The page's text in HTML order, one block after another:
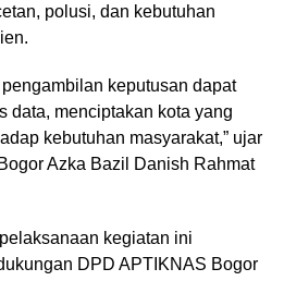
polusi, dan kebutuhan
keputusan dapat
data, menciptakan kota yang
kebutuhan masyarakat,” ujar
Azka Bazil Danish Rahmat
kegiatan ini
DPD APTIKNAS Bogor